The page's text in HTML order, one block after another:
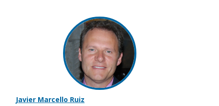
Javier Marcello Ruiz